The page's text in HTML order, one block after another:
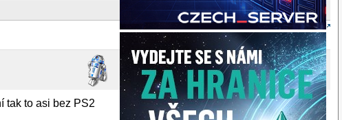
tak to asi bez PS2